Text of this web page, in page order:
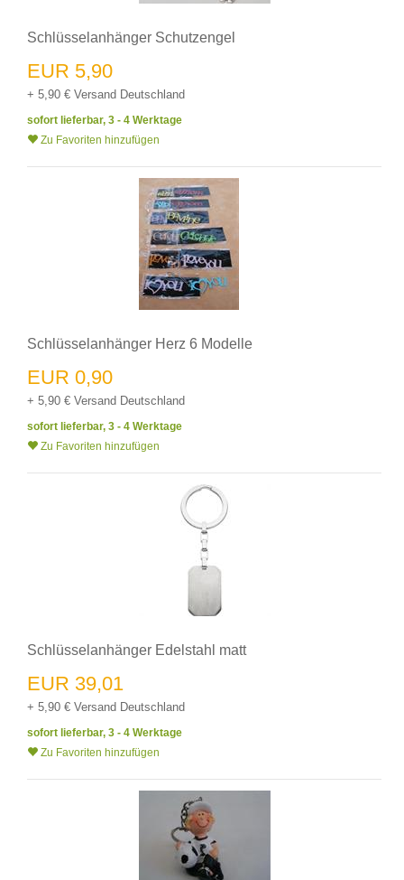
Schlüsselanhänger Schutzengel
EUR 5,90
+ 5,90 € Versand Deutschland
sofort lieferbar, 3 - 4 Werktage
Zu Favoriten hinzufügen
Schlüsselanhänger Herz 6 Modelle
EUR 0,90
+ 5,90 € Versand Deutschland
sofort lieferbar, 3 - 4 Werktage
Zu Favoriten hinzufügen
Schlüsselanhänger Edelstahl matt
EUR 39,01
+ 5,90 € Versand Deutschland
sofort lieferbar, 3 - 4 Werktage
Zu Favoriten hinzufügen